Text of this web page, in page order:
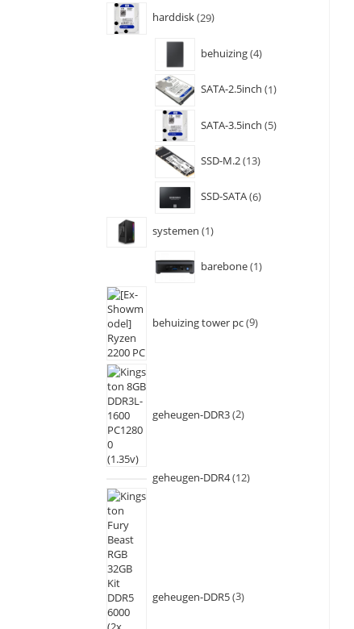
harddisk 29
behuizing 4
SATA-2.5inch 1
SATA-3.5inch 5
SSD-M.2 13
SSD-SATA 6
systemen 1
barebone 1
behuizing tower pc 9
geheugen-DDR3 2
geheugen-DDR4 12
geheugen-DDR5 3